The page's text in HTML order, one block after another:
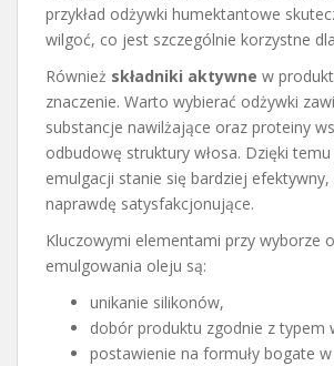
przykład odżywki humektantowe
wilgoć, co jest szczególnie korzystne
Również składniki aktywne w
znaczenie. Warto wybierać odżywki
substancje nawilżające oraz proteiny
odbudowę struktury włosa. Dzięki
emulgacji stanie się bardziej
naprawdę satysfakcjonujące.
Kluczowymi elementami przy wyborze
emulgowania oleju są:
unikanie silikonów,
dobór produktu zgodnie z typem
postawienie na formuły bogate